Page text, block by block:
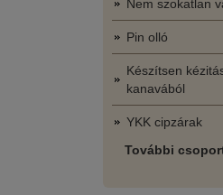
Nem szokatlan
Pin olló
Készítsen
kanavából
YKK cipzárak
További